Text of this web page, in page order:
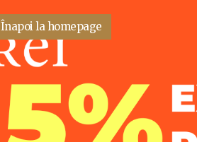
Înapoi la homepage